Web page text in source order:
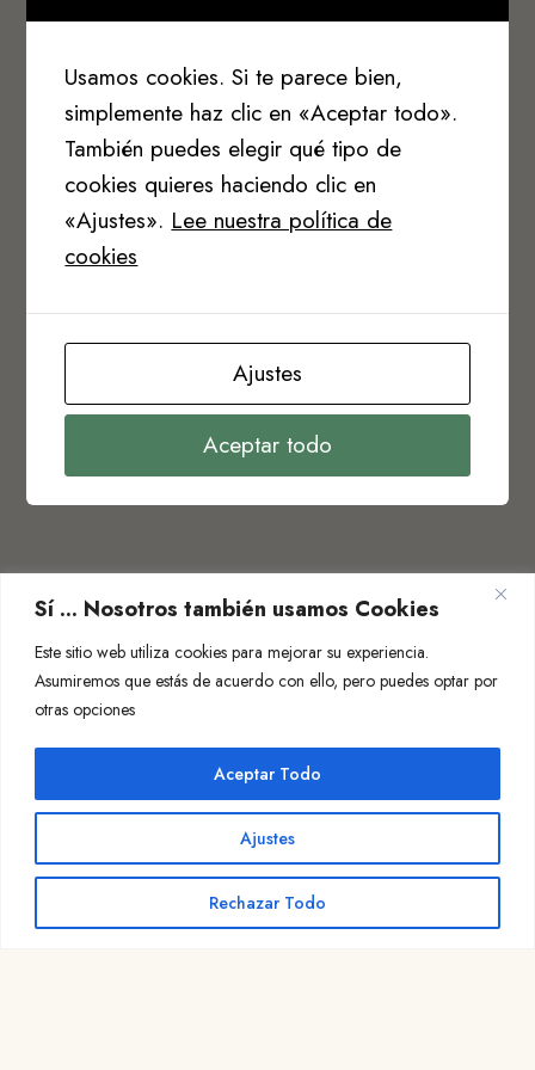
Sí ... Nosotros también usamos Cookies
Este sitio web utiliza cookies para mejorar su experiencia.
Asumiremos que estás de acuerdo con ello, pero puedes optar por
otras opciones
Ajustes
Rechazar Todo
Aceptar Todo
Usamos cookies. Si te parece bien,
simplemente haz clic en «Aceptar todo».
También puedes elegir qué tipo de
cookies quieres haciendo clic en
«Ajustes». Lee nuestra política de
cookies
Ajustes
Aceptar todo